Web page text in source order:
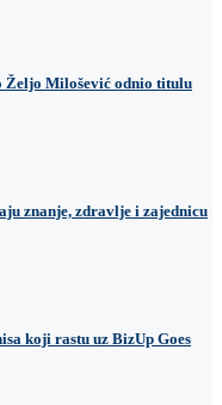
Željo Milošević odnio titulu
znanje, zdravlje i zajednicu
koji rastu uz BizUp Goes